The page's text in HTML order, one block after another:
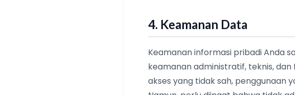
4. Keamanan Data
Keamanan informasi pribadi Anda
keamanan administratif, teknis,
akses yang tidak sah, penggunaan